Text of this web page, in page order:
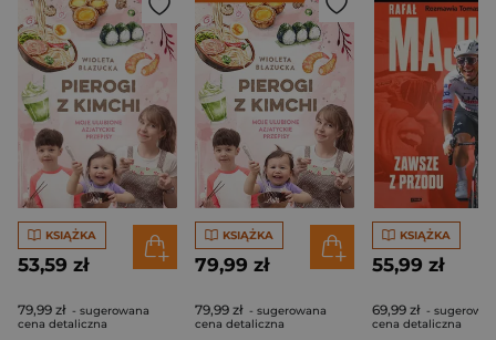
KSIĄŻKA
53,59 zł
79,99 zł - sugerowana
cena detaliczna
KSIĄŻKA
79,99 zł
79,99 zł - sugerowana
cena detaliczna
KSIĄŻKA
55,99 zł
69,99 zł -
cena detaliczna